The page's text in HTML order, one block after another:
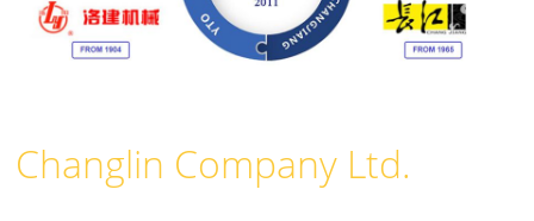
Changlin Company Ltd.